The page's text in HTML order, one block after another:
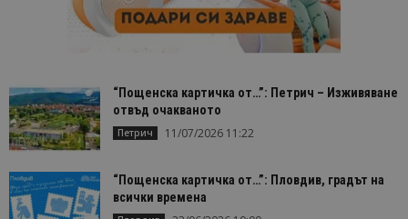
“Пощенска картичка от…”: Петрич – Изживяване
отвъд очакваното
Петрич 11/07/2026 11:22
“Пощенска картичка от…”: Пловдив, градът на
всички времена